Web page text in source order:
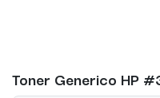
Toner Generico HP